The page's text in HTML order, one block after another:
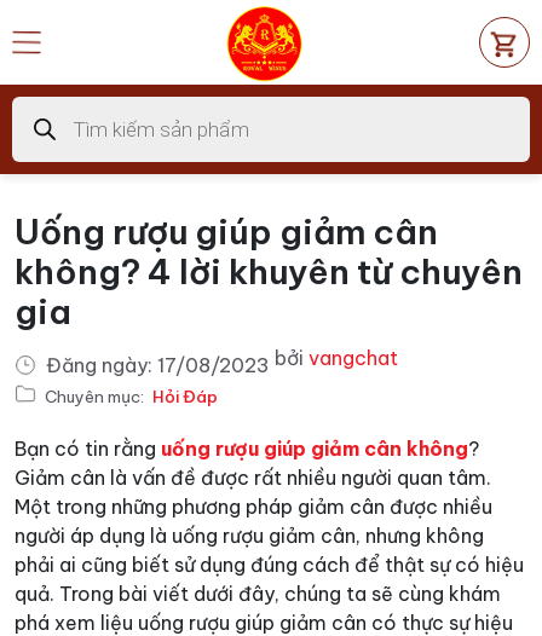
đến
dung
Tìm
kiếm
sản
phẩm
Uống rượu giúp giảm cân
không? 4 lời khuyên từ chuyên
gia
Đăng ngày: 17/08/2023 bởi vangchat
Chuyên mục: Hỏi Đáp
Bạn có tin rằng uống rượu giúp giảm cân không?
Giảm cân là vấn đề được rất nhiều người quan tâm.
Một trong những phương pháp giảm cân được nhiều
người áp dụng là uống rượu giảm cân, nhưng không
phải ai cũng biết sử dụng đúng cách để thật sự có hiệu
quả. Trong bài viết dưới đây, chúng ta sẽ cùng khám
phá xem liệu uống rượu giúp giảm cân có thực sự hiệu